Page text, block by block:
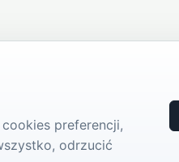
preferencji,
odrzucić